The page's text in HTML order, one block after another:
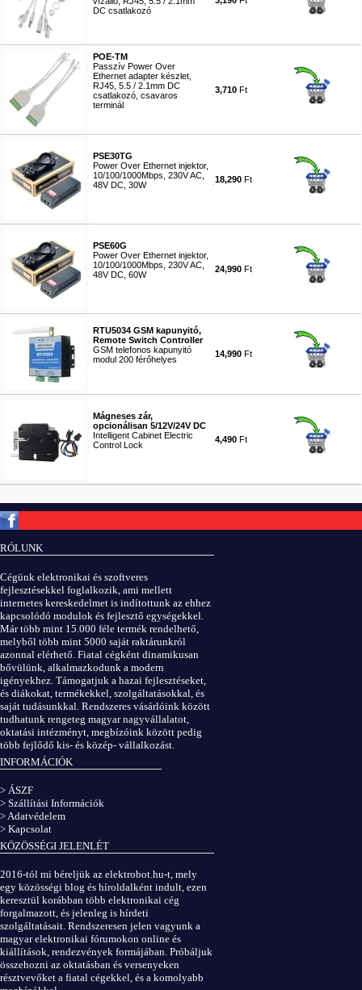
DC csatlakozó
POE-TM
Passzív Power Over
Ethernet adapter készlet,
RJ45, 5.5 / 2.1mm DC
csatlakozó, csavaros
terminál
3,710 Ft
PSE30TG
Power Over Ethernet injektor,
10/100/1000Mbps, 230V AC,
48V DC, 30W
18,290 Ft
PSE60G
Power Over Ethernet injektor,
10/100/1000Mbps, 230V AC,
48V DC, 60W
24,990 Ft
RTU5034 GSM kapunyitó,
Remote Switch Controller
GSM telefonos kapunyitó
modul 200 férőhelyes
14,990 Ft
Mágneses zár,
opcionálisan 5/12V/24V DC
Intelligent Cabinet Electric
Control Lock
4,490 Ft
RÓLUNK
Cégünk elektronikai és szoftveres
fejlesztésekkel foglalkozik, ami mellett
internetes kereskedelmet is indítottunk az ehhez
kapcsolódó modulok és fejlesztő egységekkel.
Már több mint 15.000 féle termék rendelhető,
melyből több mint 5000 saját raktárunkról
azonnal elérhető. Fiatal cégként dinamikusan
bővülünk, alkalmazkodunk a modern
igényekhez. Támogatjuk a hazai fejlesztéseket,
és diákokat, termékekkel, szolgáltatásokkal, és
saját tudásunkkal. Rendszeres vásárlóink között
tudhatunk rengeteg magyar nagyvállalatot,
oktatási intézményt, megbízóink között pedig
több fejlődő kis- és közép- vállalkozást.
INFORMÁCIÓK
> ÁSZF
> Szállítási Információk
> Adatvédelem
> Kapcsolat
KÖZÖSSÉGI JELENLÉT
2016-tól mi béreljük az elektrobot.hu-t, mely
egy közösségi blog és híroldalként indult, ezen
keresztül korábban több elektronikai cég
forgalmazott, és jelenleg is hírdeti
szolgáltatásait. Rendszeresen jelen vagyunk a
magyar elektronikai fórumokon online és
kiállítások, rendezvények formájában. Próbáljuk
összehozni az oktatásban és versenyeken
résztvevőket a fiatal cégekkel, és a komolyabb